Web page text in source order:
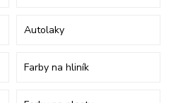
Autolaky
Farby na hliník